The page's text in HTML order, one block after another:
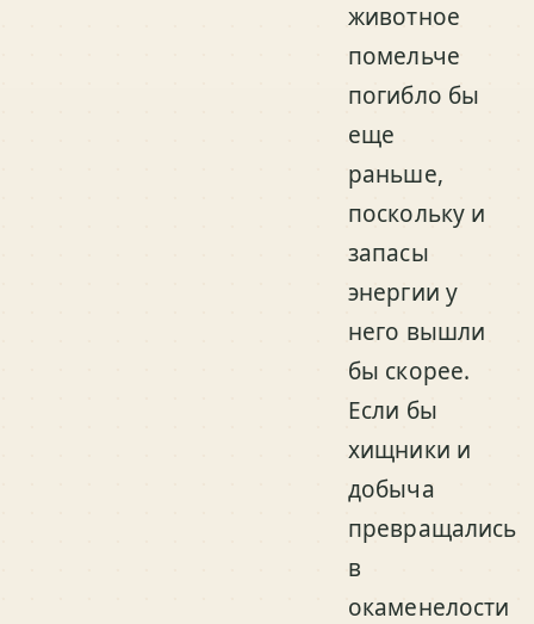
животное
помельче
погибло бы
еще
раньше,
поскольку и
запасы
энергии у
него вышли
бы скорее.
Если бы
хищники и
добыча
превращались
в
окаменелости